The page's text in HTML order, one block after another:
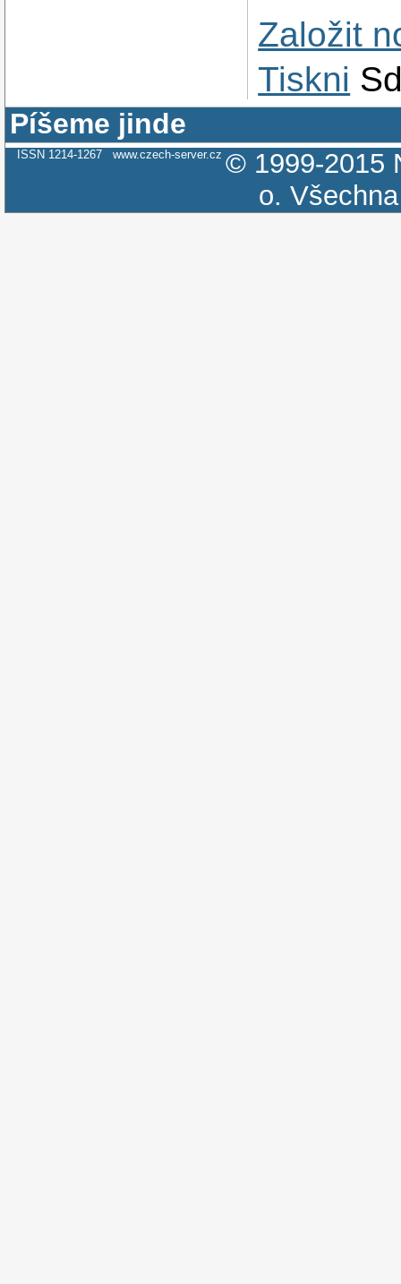
Založit
Tiskni
Píšeme jinde
ISSN 1214-1267 www.czech-server.cz © 1999-2015
o.